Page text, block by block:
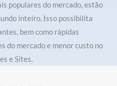
populares do mercado, estão
inteiro. Isso possibilita
bem como rápidas
do mercado e menor custo no
e Sites.